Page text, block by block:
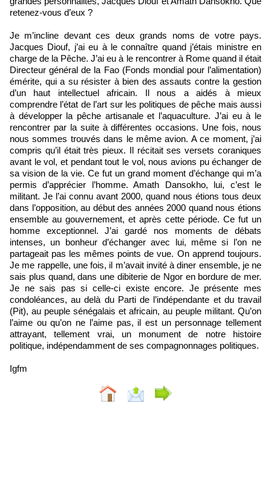
retenez-vous d’eux ?
Je m’incline devant ces deux grands noms de votre pays.
Jacques Diouf, j’ai eu à le connaître quand j’étais ministre en
charge de la Pêche. J’ai eu à le rencontrer à Rome quand il était
Directeur général de la Fao (Fonds mondial pour l’alimentation)
émérite, qui a su résister à bien des assauts contre la gestion
d’un haut intellectuel africain. Il nous a aidés à mieux
comprendre l’état de l’art sur les politiques de pêche mais aussi
à développer la pêche artisanale et l’aquaculture. J’ai eu à le
rencontrer par la suite à différentes occasions. Une fois, nous
nous sommes trouvés dans le même avion. A ce moment, j’ai
compris qu’il était très pieux. Il récitait ses versets coraniques
avant le vol, et pendant tout le vol, nous avions pu échanger de
sa vision de la vie. Ce fut un grand moment d’échange qui m’a
permis d’apprécier l’homme. Amath Dansokho, lui, c’est le
militant. Je l’ai connu avant 2000, quand nous étions tous deux
dans l’opposition, au début des années 2000 quand nous étions
ensemble au gouvernement, et après cette période. Ce fut un
homme exceptionnel. J’ai gardé nos moments de débats
intenses, un bonheur d’échanger avec lui, même si l’on ne
partageait pas les mêmes points de vue. On apprend toujours.
Je me rappelle, une fois, il m’avait invité à diner ensemble, je ne
sais plus quand, dans une dibiterie de Ngor en bordure de mer.
Je ne sais pas si celle-ci existe encore. Je présente mes
condoléances, au delà du Parti de l’indépendante et du travail
(Pit), au peuple sénégalais et africain, au peuple militant. Qu’on
l’aime ou qu’on ne l’aime pas, il est un personnage tellement
attrayant, tellement vrai, un monument de notre histoire
politique, indépendamment de ses compagnonnages politiques.
Igfm